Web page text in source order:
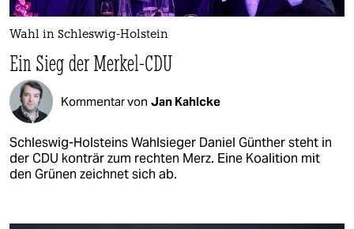
Wahl in Schleswig-Holstein
Ein Sieg der Merkel-CDU
Kommentar von Jan Kahlcke
Schleswig-Holsteins Wahlsieger Daniel Günther steht in
der CDU konträr zum rechten Merz. Eine Koalition mit
den Grünen zeichnet sich ab.